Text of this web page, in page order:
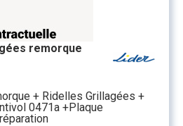
remorque
+ Ridelles Grillagées +
0471a +Plaque